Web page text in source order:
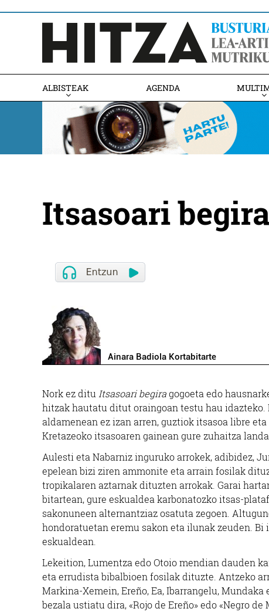
ALBISTEAK AGENDA
Itsasoari begira
Ainara Badiola Kortabitarte
Nork ez ditu Itsasoari begiragogoeta edo
hitzak hautatu ditut oraingoan testu hau
aldamenean ez izan arren, guztiok itsasoa libre
Kretazeoko itsasoaren gainean gure zuhaitza
Aulesti eta Nabarniz inguruko arrokek, adibidez,
epelean bizi ziren ammonite eta arrain fosilak
tropikalaren aztarnak dituzten arrokak. Garai
bitartean, gure eskualdea karbonatozko itsas-
sakonuneen alternantziaz osatuta zegoen.
hondoratuetan eremu sakon eta ilunak zeuden.
eskualdean.
Lekeition, Lumentza edo Otoio mendian dauden
eta errudista bibalbioen fosilak dituzte. Antzeko
Markina-Xemein, Ereño, Ea, Ibarrangelu,
bezala ustiatu dira, «Rojo de Ereño» edo «Negro